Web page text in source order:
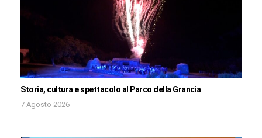
Storia, cultura e spettacolo al Parco della Grancia
7 Agosto 2026